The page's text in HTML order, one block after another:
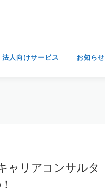
法人向けサービス お知らせ
ャリアコンサルタ